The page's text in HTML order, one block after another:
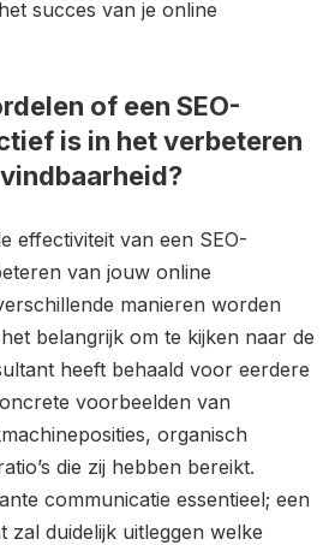
succes van je online
of een SEO-
is in het verbeteren
effectiviteit van een SEO-
van jouw online
manieren worden
belangrijk om te kijken naar de
heeft behaald voor eerdere
voorbeelden van
organisch
die zij hebben bereikt.
communicatie essentieel; een
zal duidelijk uitleggen welke